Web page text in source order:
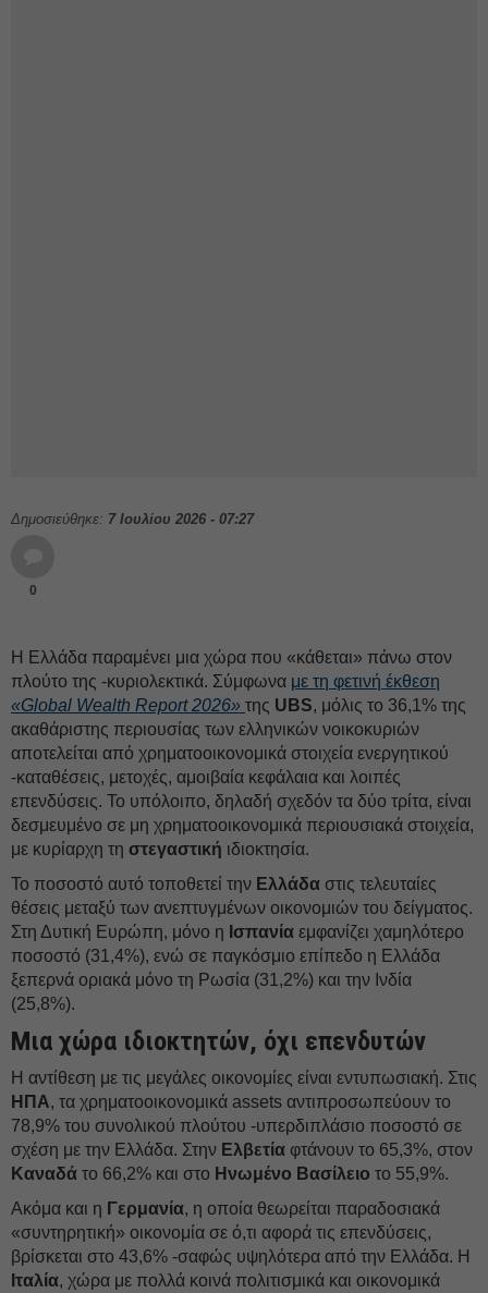
Δημοσιεύθηκε: 7 Ιουλίου 2026 - 07:27
0
Η Ελλάδα παραμένει μια χώρα που «κάθεται» πάνω στον
πλούτο της -κυριολεκτικά. Σύμφωνα με τη φετινή έκθεση
«Global Wealth Report 2026» της UBS, μόλις το 36,1% της
ακαθάριστης περιουσίας των ελληνικών νοικοκυριών
αποτελείται από χρηματοοικονομικά στοιχεία ενεργητικού
-καταθέσεις, μετοχές, αμοιβαία κεφάλαια και λοιπές
επενδύσεις. Το υπόλοιπο, δηλαδή σχεδόν τα δύο τρίτα, είναι
δεσμευμένο σε μη χρηματοοικονομικά περιουσιακά στοιχεία,
με κυρίαρχη τη στεγαστική ιδιοκτησία.
Το ποσοστό αυτό τοποθετεί την Ελλάδα στις τελευταίες
θέσεις μεταξύ των ανεπτυγμένων οικονομιών του δείγματος.
Στη Δυτική Ευρώπη, μόνο η Ισπανία εμφανίζει χαμηλότερο
ποσοστό (31,4%), ενώ σε παγκόσμιο επίπεδο η Ελλάδα
ξεπερνά οριακά μόνο τη Ρωσία (31,2%) και την Ινδία
(25,8%).
Μια χώρα ιδιοκτητών, όχι επενδυτών
Η αντίθεση με τις μεγάλες οικονομίες είναι εντυπωσιακή. Στις
ΗΠΑ, τα χρηματοοικονομικά assets αντιπροσωπεύουν το
78,9% του συνολικού πλούτου -υπερδιπλάσιο ποσοστό σε
σχέση με την Ελλάδα. Στην Ελβετία φτάνουν το 65,3%, στον
Καναδά το 66,2% και στο Ηνωμένο Βασίλειο το 55,9%.
Ακόμα και η Γερμανία, η οποία θεωρείται παραδοσιακά
«συντηρητική» οικονομία σε ό,τι αφορά τις επενδύσεις,
βρίσκεται στο 43,6% -σαφώς υψηλότερα από την Ελλάδα. Η
Ιταλία, χώρα με πολλά κοινά πολιτισμικά και οικονομικά